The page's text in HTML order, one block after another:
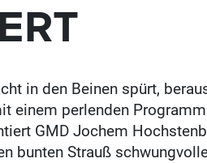
in den Beinen spürt,
einem perlenden Programm
GMD Jochem
bunten Strauß